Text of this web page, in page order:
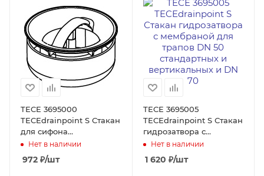
TECE 3695000
TECEdrainpoint S Стакан
для сифона
3601050/3601100, без
уплотнительного кольца
Нет в наличии
972 ₽/шт
TECE 3695005
TECEdrainpoint S Стакан
гидрозатвора с
мембраной для трапов
DN 50 стандартных и
вертикальных и DN 70
Нет в наличии
1 620 ₽/шт